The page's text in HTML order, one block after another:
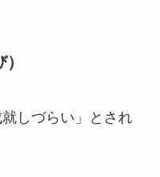
しづらい」とされ